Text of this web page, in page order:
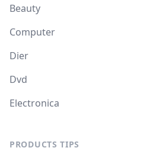
Beauty
Computer
Dier
Dvd
Electronica
PRODUCTS TIPS